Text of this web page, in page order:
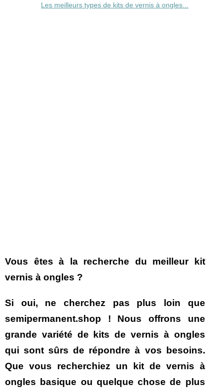
Les meilleurs types de kits de vernis à ongles...
Vous êtes à la recherche du meilleur kit
vernis à ongles ?
Si oui, ne cherchez pas plus loin que
semipermanent.shop ! Nous offrons une
grande variété de kits de vernis à ongles
qui sont sûrs de répondre à vos besoins.
Que vous recherchiez un kit de vernis à
ongles basique ou quelque chose de plus